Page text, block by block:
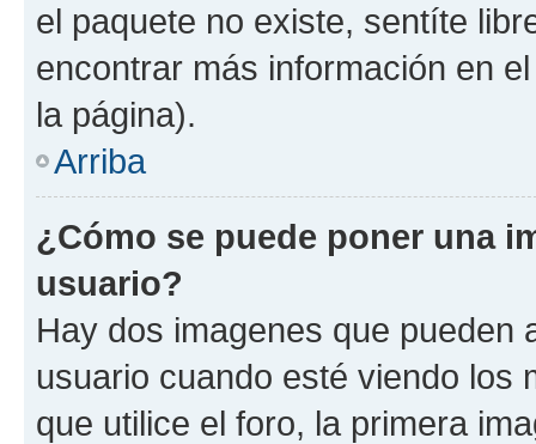
el paquete no existe, sentíte
encontrar más información en
la página).
Arriba
¿Cómo se puede poner una
usuario?
Hay dos imagenes que pueden
usuario cuando esté viendo los
que utilice el foro, la primera